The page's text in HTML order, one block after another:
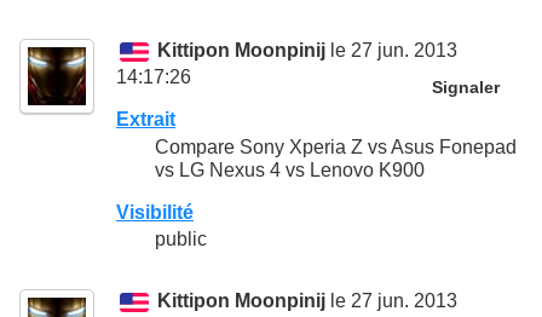
Kittipon Moonpinij le 27 jun. 2013
14:17:26
Signaler
Extrait
Compare Sony Xperia Z vs Asus Fonepad
vs LG Nexus 4 vs Lenovo K900
Visibilité
public
Kittipon Moonpinij le 27 jun. 2013